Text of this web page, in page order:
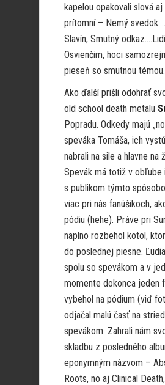
kapelou opakovali slová
prítomní – Nemý
Slavín, Smutný
Osvienčim, hoci
pieseň so smutnou témou.
Ako ďalší prišli odohrať
old school death metalu
Popradu. Odkedy majú
speváka Tomáša, ich
nabrali na sile a hlavne na
Spevák má totiž v obľube
s publikom týmto
viac pri nás fanúšikoch,
pódiu (hehe). Práve pri
naplno rozbehol kotol,
do poslednej piesne.
spolu so spevákom a v
momente dokonca jeden
vybehol na pódium (viď
odjačal malú časť na
spevákom. Zahrali nám
skladbu z posledného
eponymným názvom –
Roots, no aj Clinical